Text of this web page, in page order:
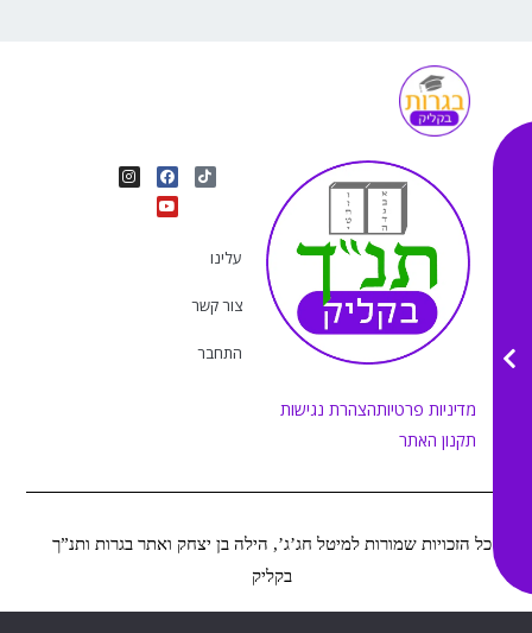
מדיניות פרטיותהצהרת נגישות
תקנון האתר
T
i
F
a
c
e
I
n
Y
o
u
t
עלינו
צור קשר
התחבר
כל הזכויות שמורות למיטל חג’ג’, הילה בן יצחק ואתר בגרות ותנ”ך
בקליק